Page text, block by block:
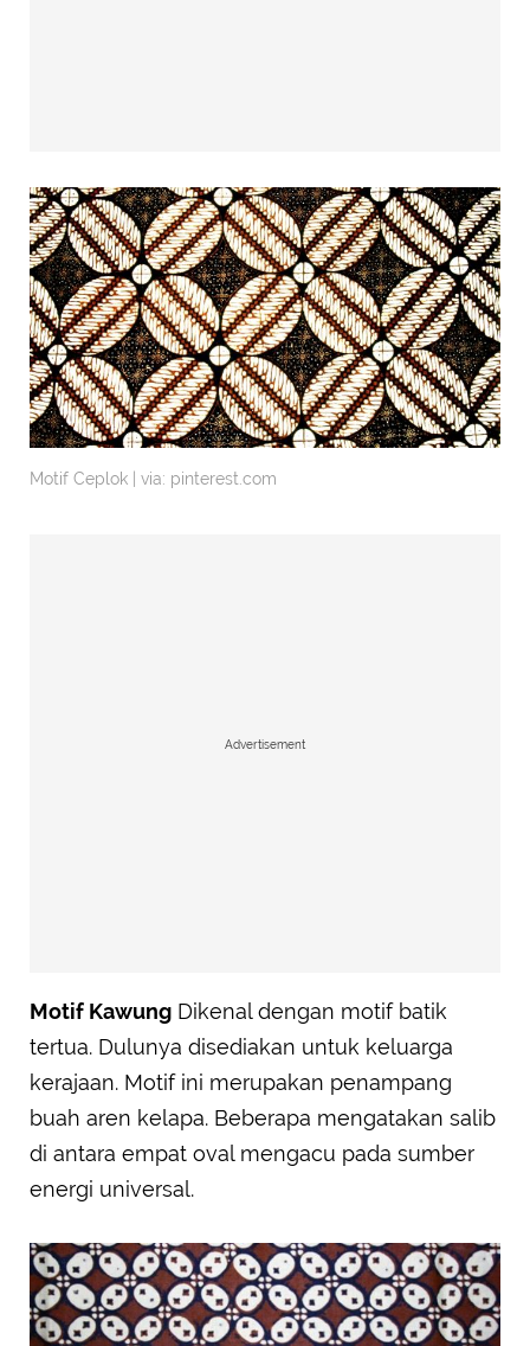
Motif Ceplok | via: pinterest.com
Advertisement
Motif Kawung Dikenal dengan motif batik
tertua. Dulunya disediakan untuk keluarga
kerajaan. Motif ini merupakan penampang
buah aren kelapa. Beberapa mengatakan salib
di antara empat oval mengacu pada sumber
energi universal.